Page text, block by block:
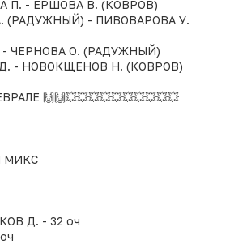
П. - ЕРШОВА В. (КОВРОВ)
(РАДУЖНЫЙ) - ПИВОВАРОВА У.
ЧЕРНОВА О. (РАДУЖНЫЙ)
- НОВОКЩЕНОВ Н. (КОВРОВ)
🙌🙌💥💥💥💥💥💥💥💥💥💥
МИКС
Д. - 32 оч